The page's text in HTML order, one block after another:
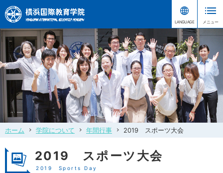
ホーム 学院について 年間行事 2019 スポーツ大会
2019 スポーツ大会
2019 Sports Day